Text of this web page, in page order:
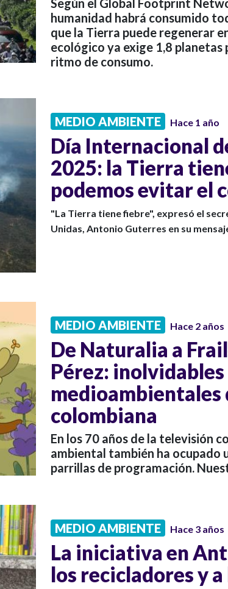
Según el Global Footprint
humanidad habrá consumido
que la Tierra puede regenerar
ecológico ya exige 1,8 planetas
ritmo de consumo.
MEDIO AMBIENTE Hace 1 año
Día Internacional
2025: la Tierra
podemos evitar el
"La Tierra tiene fiebre", expresó el
Unidas, Antonio Guterres en su
MEDIO AMBIENTE Hace 2 años
De Naturalia a
Pérez:
medioambientales
colombiana
En los 70 años de la televisión
ambiental también ha ocupado
parrillas de programación.
MEDIO AMBIENTE Hace 3 años
La iniciativa en
los recicladores y